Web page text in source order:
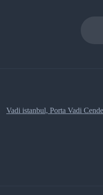
Vadi istanbul, Porta Vadi